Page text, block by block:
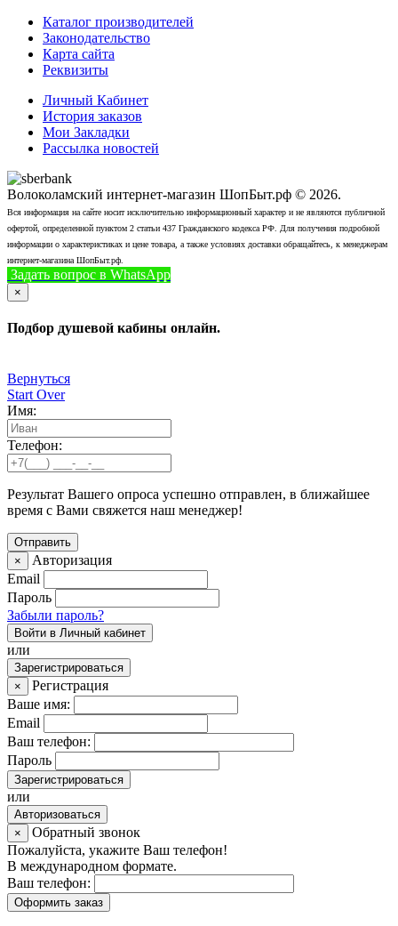
Каталог производителей
Законодательство
Карта сайта
Реквизиты
Личный Кабинет
История заказов
Мои Закладки
Рассылка новостей
Волоколамский интернет-магазин ШопБыт.рф © 2026.
Вся информация на сайте носит исключительно информационный характер и не являются публичной
офертой, определенной пунктом 2 статьи 437 Гражданского кодекса РФ. Для получения подробной
информации о характеристиках и цене товара, а также условиях доставки обращайтесь, к менеджерам
интернет-магазина ШопБыт.рф.
Задать вопрос в WhatsApp
×
Подбор душевой кабины онлайн.
Вернуться
Start Over
Имя:
Телефон:
Результат Вашего опроса успешно отправлен, в ближайшее
время с Вами свяжется наш менеджер!
×
Авторизация
Email
Пароль
Забыли пароль?
Войти в Личный кабинет
или
Зарегистрироваться
×
Регистрация
Ваше имя:
Email
Ваш телефон:
Пароль
Зарегистрироваться
или
Авторизоваться
×
Обратный звонок
Пожалуйста, укажите Ваш телефон!
В международном формате.
Ваш телефон:
Оформить заказ